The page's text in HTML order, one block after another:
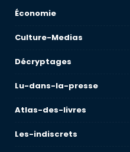
Économie
Culture-Medias
Décryptages
Lu-dans-la-presse
Atlas-des-livres
Les-indiscrets